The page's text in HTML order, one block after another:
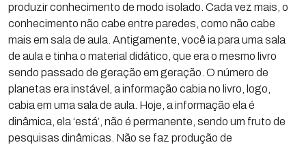
produzir conhecimento de modo isolado. Cada vez mais, o
conhecimento não cabe entre paredes, como não cabe
mais em sala de aula. Antigamente, você ia para uma sala
de aula e tinha o material didático, que era o mesmo livro
sendo passado de geração em geração. O número de
planetas era instável, a informação cabia no livro, logo,
cabia em uma sala de aula. Hoje, a informação ela é
dinâmica, ela ‘está’, não é permanente, sendo um fruto de
pesquisas dinâmicas. Não se faz produção de